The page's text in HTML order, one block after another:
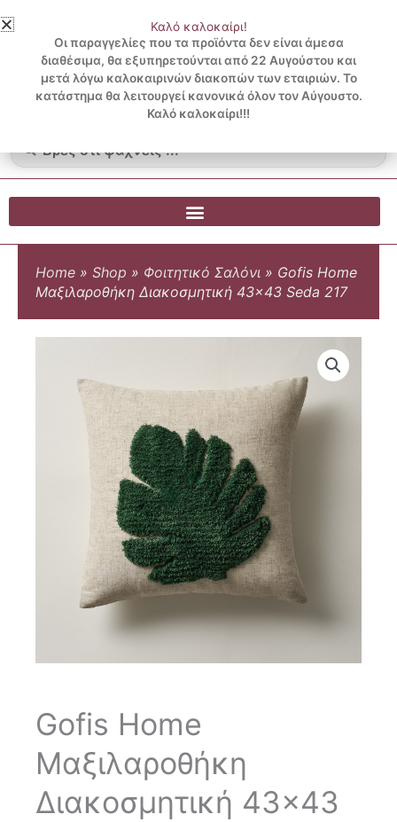
στο
περιεχόμενο
3 ΔΟΣΕΙΣ ΧΩΡΙΣ ΠΙΣΤΩΤΙΚΗ ΜΕ KLARNA
...
Λογαριασμός
Blog
0.00€
0
Cart
Home » Shop » Φοιτητικό Σαλόνι » Gofis Home
Μαξιλαροθήκη Διακοσμητική 43×43 Seda 217
Gofis Home
Μαξιλαροθήκη
Διακοσμητική 43×43
Καλό καλοκαίρι!
Οι παραγγελίες που τα προϊόντα δεν είναι άμεσα
διαθέσιμα, θα εξυπηρετούνται από 22 Αυγούστου και
μετά λόγω καλοκαιρινών διακοπών των εταιριών. Το
κατάστημα θα λειτουργεί κανονικά όλον τον Αύγουστο.
Καλό καλοκαίρι!!!